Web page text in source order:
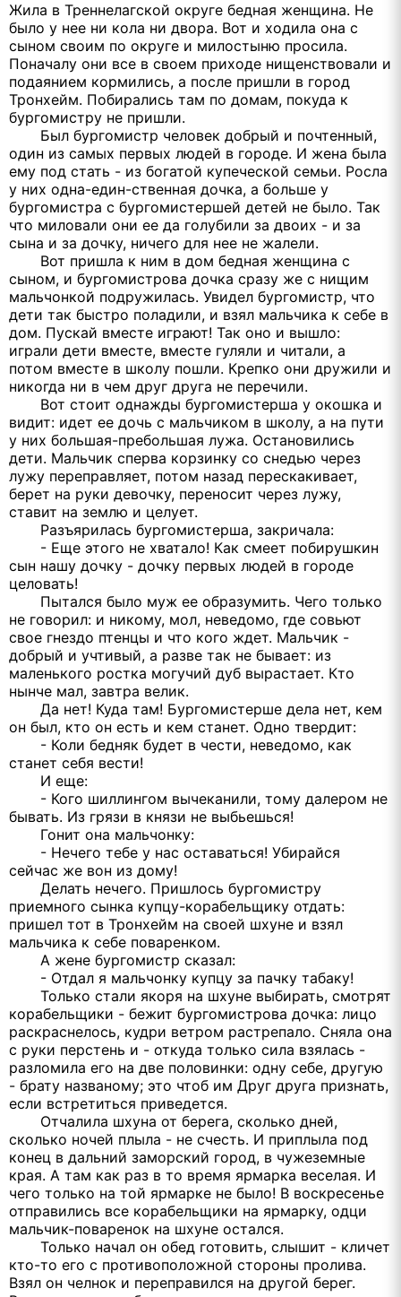
Жила в Треннелагской округе бедная женщина. Не
было у нее ни кола ни двора. Вот и ходила она с
сыном своим по округе и милостыню просила.
Поначалу они все в своем приходе нищенствовали и
подаянием кормились, а после пришли в город
Тронхейм. Побирались там по домам, покуда к
бургомистру не пришли.
Был бургомистр человек добрый и почтенный,
один из самых первых людей в городе. И жена была
ему под стать - из богатой купеческой семьи. Росла
у них одна-един-ственная дочка, а больше у
бургомистра с бургомистершей детей не было. Так
что миловали они ее да голубили за двоих - и за
сына и за дочку, ничего для нее не жалели.
Вот пришла к ним в дом бедная женщина с
сыном, и бургомистрова дочка сразу же с нищим
мальчонкой подружилась. Увидел бургомистр, что
дети так быстро поладили, и взял мальчика к себе в
дом. Пускай вместе играют! Так оно и вышло:
играли дети вместе, вместе гуляли и читали, а
потом вместе в школу пошли. Крепко они дружили и
никогда ни в чем друг друга не перечили.
Вот стоит однажды бургомистерша у окошка и
видит: идет ее дочь с мальчиком в школу, а на пути
у них большая-пребольшая лужа. Остановились
дети. Мальчик сперва корзинку со снедью через
лужу переправляет, потом назад перескакивает,
берет на руки девочку, переносит через лужу,
ставит на землю и целует.
Разъярилась бургомистерша, закричала:
- Еще этого не хватало! Как смеет побирушкин
сын нашу дочку - дочку первых людей в городе
целовать!
Пытался было муж ее образумить. Чего только
не говорил: и никому, мол, неведомо, где совьют
свое гнездо птенцы и что кого ждет. Мальчик -
добрый и учтивый, а разве так не бывает: из
маленького ростка могучий дуб вырастает. Кто
нынче мал, завтра велик.
Да нет! Куда там! Бургомистерше дела нет, кем
он был, кто он есть и кем станет. Одно твердит:
- Коли бедняк будет в чести, неведомо, как
станет себя вести!
И еще:
- Кого шиллингом вычеканили, тому далером не
бывать. Из грязи в князи не выбьешься!
Гонит она мальчонку:
- Нечего тебе у нас оставаться! Убирайся
сейчас же вон из дому!
Делать нечего. Пришлось бургомистру
приемного сынка купцу-корабельщику отдать:
пришел тот в Тронхейм на своей шхуне и взял
мальчика к себе поваренком.
А жене бургомистр сказал:
- Отдал я мальчонку купцу за пачку табаку!
Только стали якоря на шхуне выбирать, смотрят
корабельщики - бежит бургомистрова дочка: лицо
раскраснелось, кудри ветром растрепало. Сняла она
с руки перстень и - откуда только сила взялась -
разломила его на две половинки: одну себе, другую
- брату названому; это чтоб им Друг друга признать,
если встретиться приведется.
Отчалила шхуна от берега, сколько дней,
сколько ночей плыла - не счесть. И приплыла под
конец в дальний заморский город, в чужеземные
края. А там как раз в то время ярмарка веселая. И
чего только на той ярмарке не было! В воскресенье
отправились все корабельщики на ярмарку, одци
мальчик-поваренок на шхуне остался.
Только начал он обед готовить, слышит - кличет
кто-то его с противоположной стороны пролива.
Взял он челнок и переправился на другой берег.